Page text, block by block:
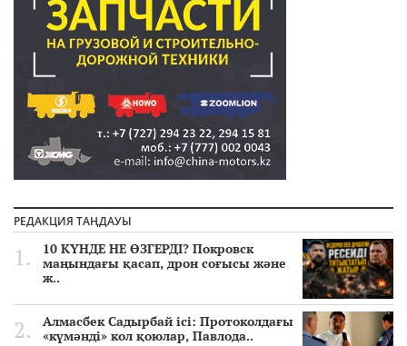
РЕДАКЦИЯ ТАҢДАУЫ
10 КҮНДЕ НЕ ӨЗГЕРДІ? Покровск
маңындағы қасап, дрон соғысы және
ж..
Алмасбек Садырбай ісі: Протоколдағы
«күмәнді» кол қоюлар, Павлода..